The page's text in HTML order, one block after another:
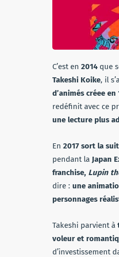
C’est en 2014que
Takeshi Koike, il
d’animés créee
redéfinit avec ce
une lecture plus
En 2017 sort la
pendant la Japan
franchise, Lupin
dire : une
personnages
Takeshi parvient à
voleur et
d’investissement